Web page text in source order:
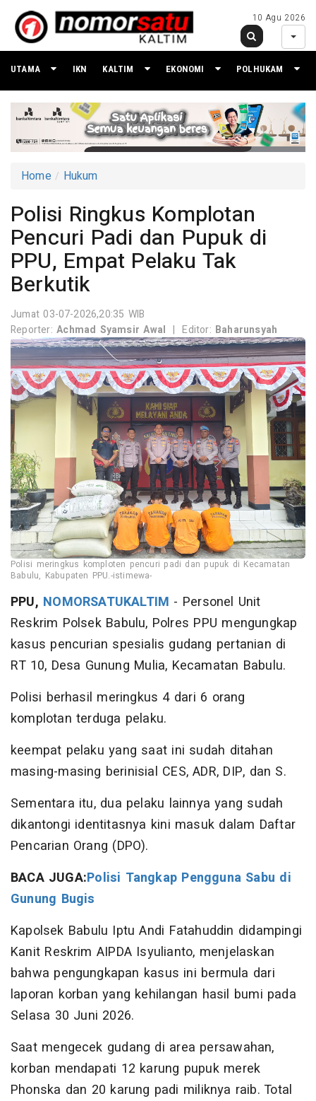
10 Agu 2026
UTAMA IKN KALTIM EKONOMI POLHUKAM
Home Hukum
Polisi Ringkus Komplotan
Pencuri Padi dan Pupuk di
PPU, Empat Pelaku Tak
Berkutik
Jumat 03-07-2026,20:35 WIB
Reporter:Achmad Syamsir Awal | Editor: Baharunsyah
Polisi meringkus komploten pencuri padi dan pupuk di Kecamatan
Babulu, Kabupaten PPU.-istimewa-
PPU, NOMORSATUKALTIM - Personel Unit
Reskrim Polsek Babulu, Polres PPU mengungkap
kasus pencurian spesialis gudang pertanian di
RT 10, Desa Gunung Mulia, Kecamatan Babulu.
Polisi berhasil meringkus 4 dari 6 orang
komplotan terduga pelaku.
keempat pelaku yang saat ini sudah ditahan
masing-masing berinisial CES, ADR, DIP, dan S.
Sementara itu, dua pelaku lainnya yang sudah
dikantongi identitasnya kini masuk dalam Daftar
Pencarian Orang (DPO).
BACA JUGA:Polisi Tangkap Pengguna Sabu di
Gunung Bugis
Kapolsek Babulu Iptu Andi Fatahuddin didampingi
Kanit Reskrim AIPDA Isyulianto, menjelaskan
bahwa pengungkapan kasus ini bermula dari
laporan korban yang kehilangan hasil bumi pada
Selasa 30 Juni 2026.
Saat mengecek gudang di area persawahan,
korban mendapati 12 karung pupuk merek
Phonska dan 20 karung padi miliknya raib. Total